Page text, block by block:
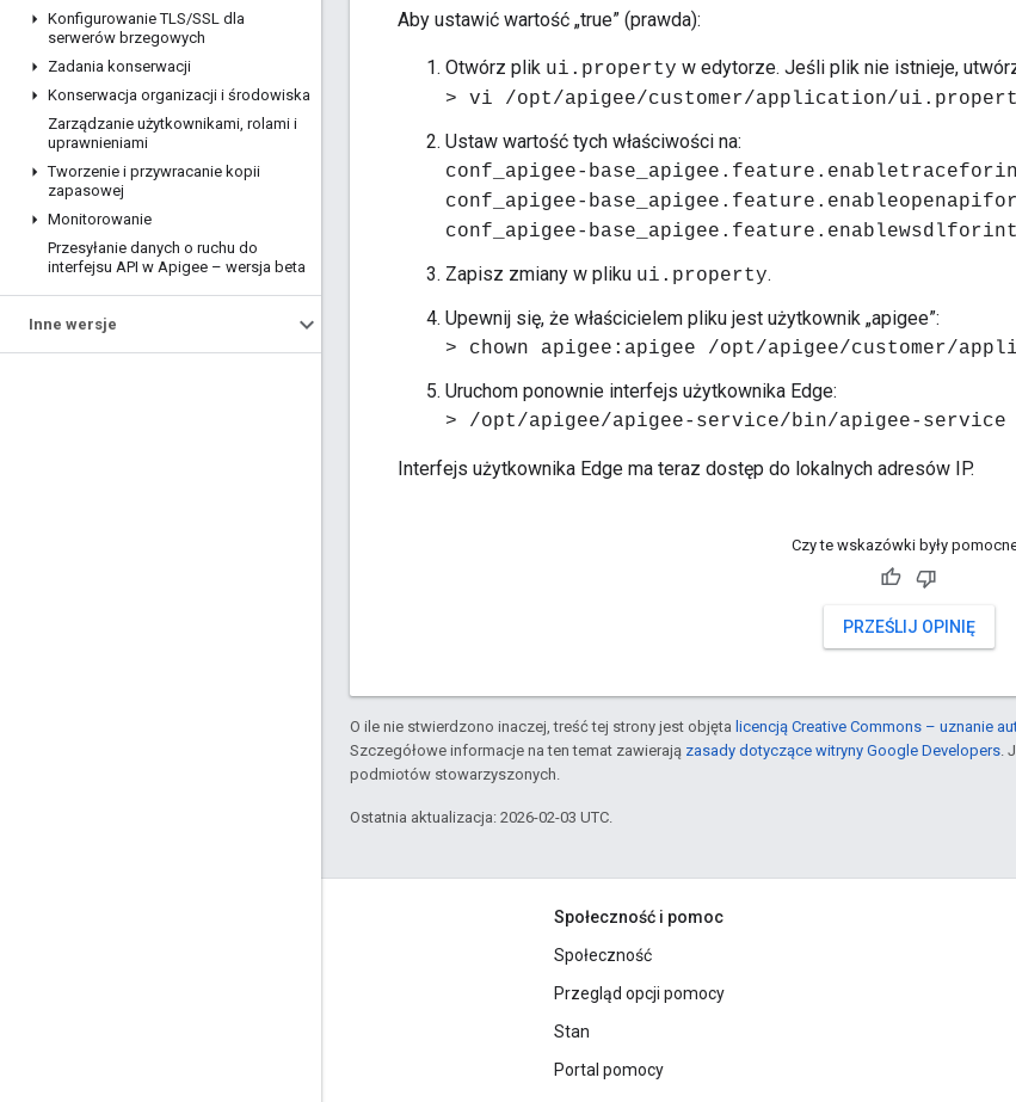
Konfigurowanie TLS/SSL dla
serwerów brzegowych
Zadania konserwacji
Konserwacja organizacji i środowiska
Zarządzanie użytkownikami, rolami i
uprawnieniami
Tworzenie i przywracanie kopii
zapasowej
Monitorowanie
Przesyłanie danych o ruchu do
interfejsu API w Apigee – wersja beta
Inne wersje
Aby ustawić wartość „true” (prawda):
Otwórz plik ui.property w edytorze. Jeśli plik nie istnieje,
> vi /opt/apigee/customer/application/
Ustaw wartość tych właściwości na:
conf_apigee-
conf_apigee-
conf_apigee-
Zapisz zmiany w pliku ui.property.
Upewnij się, że właścicielem pliku jest użytkownik „apigee”:
> chown apigee:apigee /opt/apigee/customer/
Uruchom ponownie interfejs użytkownika Edge:
> /opt/apigee/apigee-service/bin/apigee-
Interfejs użytkownika Edge ma teraz dostęp do lokalnych adresów IP.
Czy te wskazówki były
PRZEŚLIJ OPINIĘ
O ile nie stwierdzono inaczej, treść tej strony jest objęta licencją Creative Commons – uznanie
Szczegółowe informacje na ten temat zawierają zasady dotyczące witryny Google Developers.
podmiotów stowarzyszonych.
Ostatnia aktualizacja: 2026-02-03 UTC.
Społeczność i pomoc
Społeczność
Przegląd opcji pomocy
Stan
Portal pomocy